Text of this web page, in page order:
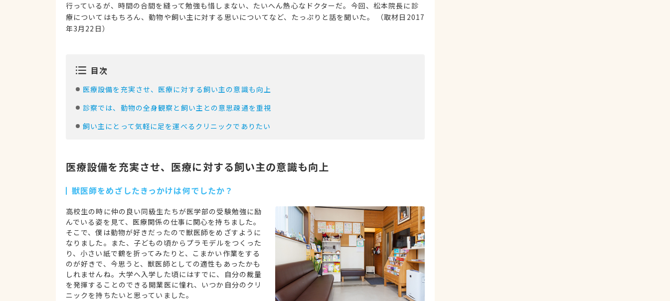
行っているが、時間の合間を縫って勉強も惜しまない、たいへん熱心なドクターだ。今回、松本院長に診
療についてはもちろん、動物や飼い主に対する思いについてなど、たっぷりと話を聞いた。 （取材日2017
年3月22日）
目次
医療設備を充実させ、医療に対する飼い主の意識も向上
診察では、動物の全身観察と飼い主との意思疎通を重視
飼い主にとって気軽に足を運べるクリニックでありたい
医療設備を充実させ、医療に対する飼い主の意識も向上
獣医師をめざしたきっかけは何でしたか？
高校生の時に仲の良い同級生たちが医学部の受験勉強に励
んでいる姿を見て、医療関係の仕事に関心を持ちました。
そこで、僕は動物が好きだったので獣医師をめざすように
なりました。また、子どもの頃からプラモデルをつくった
り、小さい紙で鶴を折ってみたりと、こまかい作業をする
のが好きで、今思うと、獣医師としての適性もあったかも
しれませんね。大学へ入学した頃にはすでに、自分の裁量
を発揮することのできる開業医に憧れ、いつか自分のクリ
ニックを持ちたいと思っていました。